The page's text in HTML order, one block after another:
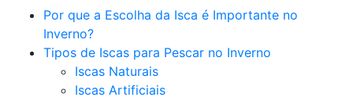
Por que a Escolha da Isca é Importante no
Inverno?
Tipos de Iscas para Pescar no Inverno
Iscas Naturais
Iscas Artificiais